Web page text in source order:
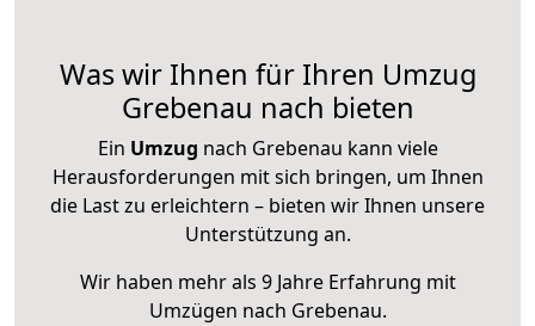
Was wir Ihnen für Ihren Umzug
Grebenau nach bieten
Ein Umzug nach Grebenau kann viele
Herausforderungen mit sich bringen, um Ihnen
die Last zu erleichtern – bieten wir Ihnen unsere
Unterstützung an.
Wir haben mehr als 9 Jahre Erfahrung mit
Umzügen nach Grebenau.